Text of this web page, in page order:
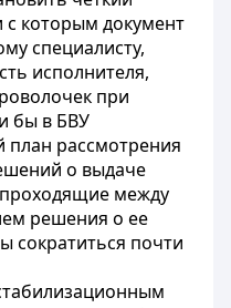
с которым документ
специалисту,
исполнителя,
при
бы в БВУ
план рассмотрения
о выдаче
между
решения о ее
сократиться почти